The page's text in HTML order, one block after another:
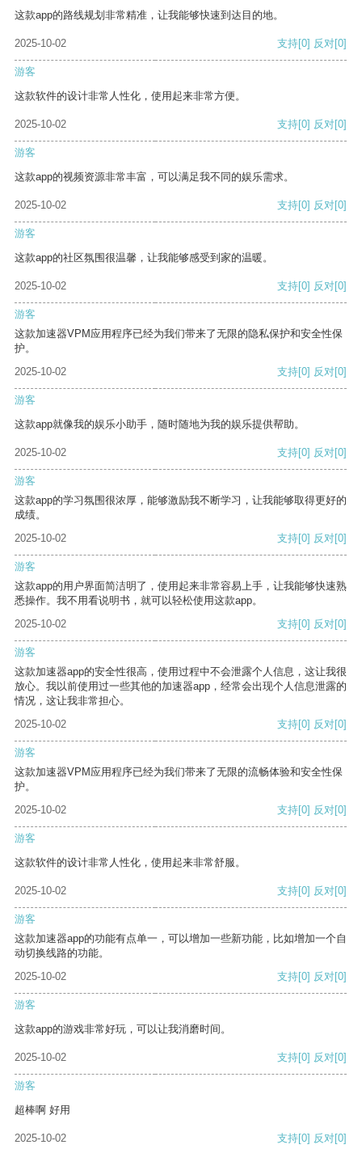
这款app的路线规划非常精准，让我能够快速到达目的地。
2025-10-02 支持[0] 反对[0]
游客
这款软件的设计非常人性化，使用起来非常方便。
2025-10-02 支持[0] 反对[0]
游客
这款app的视频资源非常丰富，可以满足我不同的娱乐需求。
2025-10-02 支持[0] 反对[0]
游客
这款app的社区氛围很温馨，让我能够感受到家的温暖。
2025-10-02 支持[0] 反对[0]
游客
这款加速器VPM应用程序已经为我们带来了无限的隐私保护和安全性保
护。
2025-10-02
支持[0] 反对[0]
游客
这款app就像我的娱乐小助手，随时随地为我的娱乐提供帮助。
2025-10-02 支持[0] 反对[0]
游客
这款app的学习氛围很浓厚，能够激励我不断学习，让我能够取得更好的
成绩。
2025-10-02
支持[0] 反对[0]
游客
这款app的用户界面简洁明了，使用起来非常容易上手，让我能够快速熟
悉操作。我不用看说明书，就可以轻松使用这款app。
2025-10-02
支持[0] 反对[0]
游客
这款加速器app的安全性很高，使用过程中不会泄露个人信息，这让我很
放心。我以前使用过一些其他的加速器app，经常会出现个人信息泄露的
情况，这让我非常担心。
2025-10-02
支持[0] 反对[0]
游客
这款加速器VPM应用程序已经为我们带来了无限的流畅体验和安全性保
护。
2025-10-02
支持[0] 反对[0]
游客
这款软件的设计非常人性化，使用起来非常舒服。
2025-10-02 支持[0] 反对[0]
游客
这款加速器app的功能有点单一，可以增加一些新功能，比如增加一个自
动切换线路的功能。
2025-10-02
支持[0] 反对[0]
游客
这款app的游戏非常好玩，可以让我消磨时间。
2025-10-02 支持[0] 反对[0]
游客
超棒啊 好用
2025-10-02 支持[0] 反对[0]